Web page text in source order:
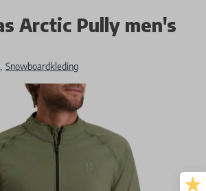
Arctic Pully men's
, Snowboardkleding